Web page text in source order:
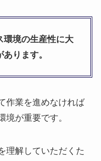
環境の生産性に大
ります。
作業を進めなければ
境が重要です。
理解していただくた